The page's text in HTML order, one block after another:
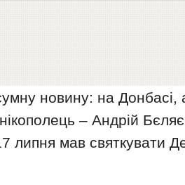
новину: на Донбасі,
– Андрій
липня мав святкувати